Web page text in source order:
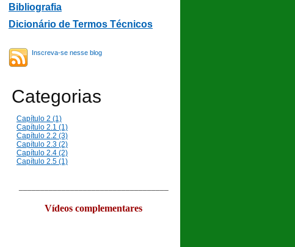
Bibliografia
Dicionário de Termos Técnicos
Inscreva-se nesse blog
Categorias
Capítulo 2 (1)
Capítulo 2.1 (1)
Capítulo 2.2 (3)
Capítulo 2.3 (2)
Capítulo 2.4 (2)
Capítulo 2.5 (1)
Vídeos complementares